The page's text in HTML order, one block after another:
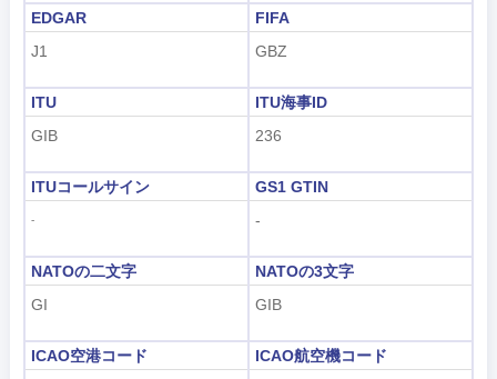
EDGAR
J1
FIFA
GBZ
ITU
GIB
ITU海事ID
236
ITUコールサイン
-
GS1 GTIN
-
NATOの二文字
GI
NATOの3文字
GIB
ICAO空港コード
ICAO航空機コード